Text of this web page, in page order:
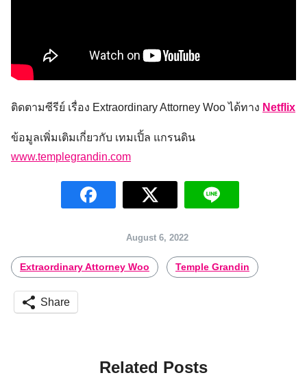
ติดตามซีรีย์ เรื่อง Extraordinary Attorney Woo ได้ทาง Netflix
ข้อมูลเพิ่มเติมเกี่ยวกับ เทมเปิ้ล แกรนดิน
www.templegrandin.com
August 6, 2022
Extraordinary Attorney Woo Temple Grandin
Share
Related Posts